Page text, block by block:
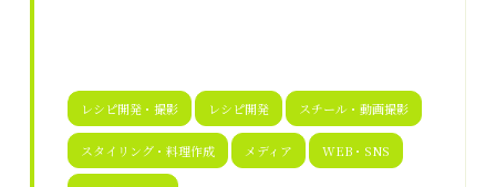
レシピ開発・撮影 レシピ開発 スチール・動画撮影
スタイリング・料理作成 メディア WEB・SNS